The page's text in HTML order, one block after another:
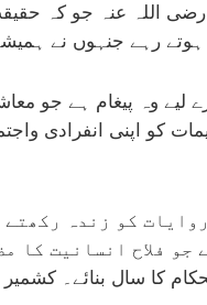
اللہ عنہ جو کہ
رہے جنہوں نے
لیے وہ پیغام ہے جو
کو اپنی انفرادی
کو زندہ رکھتے
فلاح انسانیت کا
کا سال بنائے۔